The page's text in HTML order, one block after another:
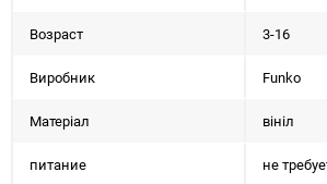
Возраст 3-16
Виробник Funko
Матеріал вініл
питание не